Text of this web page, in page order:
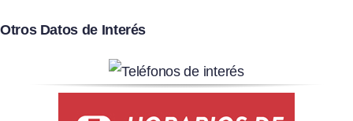
Otros Datos de Interés